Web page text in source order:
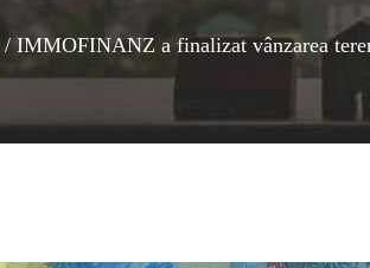
/ IMMOFINANZ a finalizat vânzarea